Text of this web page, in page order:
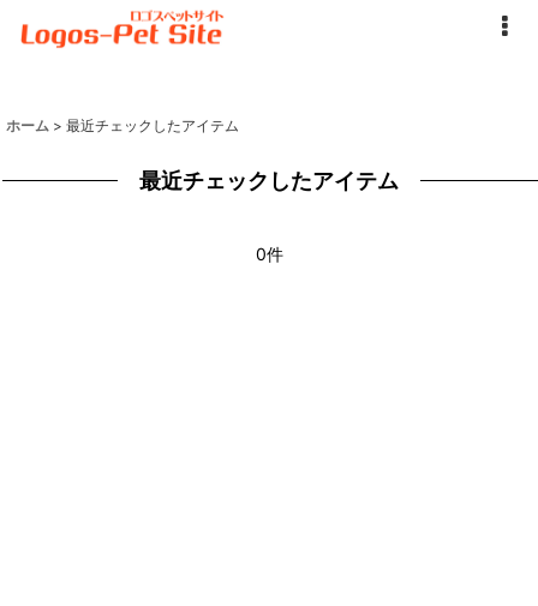
ホーム > 最近チェックしたアイテム
最近チェックしたアイテム
0件